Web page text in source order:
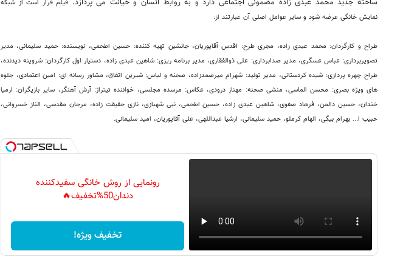
ساخته جدید محمد عبدی زاده مضمونی اجتماعی دارد و به روابط انسان و خیانت می پردازد. فیلم قرار است از شبکه
نمایش خانگی عرضه شود و سایر عوامل اصلی آن عبارتند از:
طراح و کارگردان: محمد عبدی زاده، مجری طرح: اقدس آقاپوریان، جانشین تهیه کننده: حسین اطحمی، نویسنده: حمید سلیمانی، مدیر
تصویربرداری: عباس عسگری، مدیر صدابرداری: علی ذوالفقاری، مدیر برنامه ریزی: شاهین عبدی زاده، دستیار اول کارگردان: شروینه دیدنده،
طراح چهره پردازی: شیده کردستانی، مدیر تولید: شهرام میرصمدزاده، صحنه و لباس: شیرین اتفاق، مشاور رسانه ای: امین اعتمادی، جلوه
های ویژه بصری: محسن الماسی، منشی صحنه: مهناز درودی، عکاس: مرسده مجلسی، خواننده تیتراژ: آرش آهنگر، ساير بازيگران: ارمیا
خندان، حسین دالمن، فرهاد صفوی، شاهین عبدی زاده، حسین اطحمی، نبی شهبازی، نازی حقیقت زاده، مرجان مقدسی، الناز خسروانی،
حبیب ا... بهرام بیگی، الهام کرملو، حمید سلیمانی، ارشیا عبداللهی، علی آقاپوریان، امید سلیمانی.
رونمایی از روش خانگی سفیدکننده
دندان50%تخفیف🔥
تخفیف ویژه!